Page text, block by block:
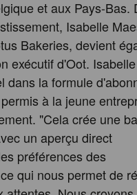
et aux Pays-Bas.
Isabelle
Bakeries, devient
exécutif d'Oot.
dans la formule
à la jeune
"Cela crée une
un aperçu direct
préférences des
qui nous permet de